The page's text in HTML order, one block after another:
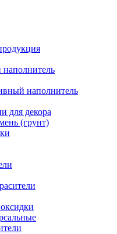
наполнитель
для декора
(грунт)